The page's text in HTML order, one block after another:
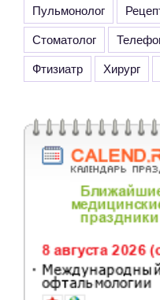
Пульмонолог
Стоматолог
Фтизиатр
Хирург